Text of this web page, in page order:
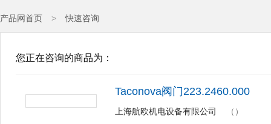
产品网首页 > 快速咨询
您正在咨询的商品为：
Taconova阀门223.2460.000
上海航欧机电设备有限公司 （）